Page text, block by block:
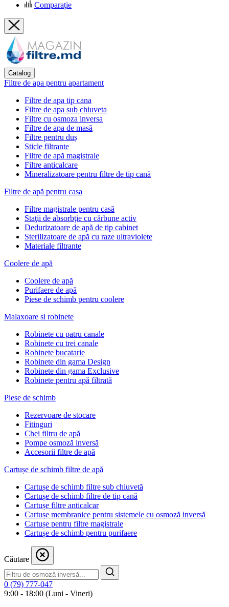
Comparație
Catalog
Filtre de apa pentru apartament
Filtre de apa tip cana
Filtre de apa sub chiuveta
Filtre cu osmoza inversa
Filtre de apa de masă
Filtre pentru duș
Sticle filtrante
Filtre de apă magistrale
Filtre anticalcare
Mineralizatoare pentru filtre de tip cană
Filtre de apă pentru casa
Filtre magistrale pentru casă
Staţii de absorbţie cu cărbune activ
Dedurizatoare de apă de tip cabinet
Sterilizatoare de apă cu raze ultraviolete
Materiale filtrante
Coolere de apă
Сoolere de apă
Purifaere de apă
Piese de schimb pentru coolere
Malaxoare si robinete
Robinete cu patru canale
Robinete cu trei canale
Robinete bucatarie
Robinete din gama Design
Robinete din gama Exclusive
Robinete pentru apă filtrată
Piese de schimb
Rezervoare de stocare
Fitinguri
Chei filtru de apă
Pompe osmoză inversă
Accesorii filtre de apă
Cartușe de schimb filtre de apă
Cartușe de schimb filtre sub chiuvetă
Cartușe de schimb filtre de tip cană
Cartușe filtre anticalcar
Cartușe membranice pentru sistemele cu osmoză inversă
Cartușe pentru filtre magistrale
Cartușe de schimb pentru purifaere
Căutare
0 (79) 777-047
9:00 - 18:00 (Luni - Vineri)